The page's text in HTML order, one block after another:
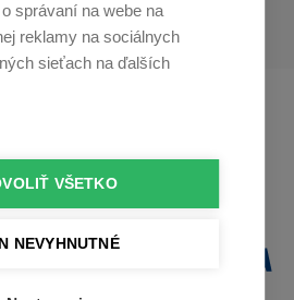
správaní na webe na
reklamy na sociálnych
sieťach na ďalších
VŠETKO
NEVYHNUTNÉ